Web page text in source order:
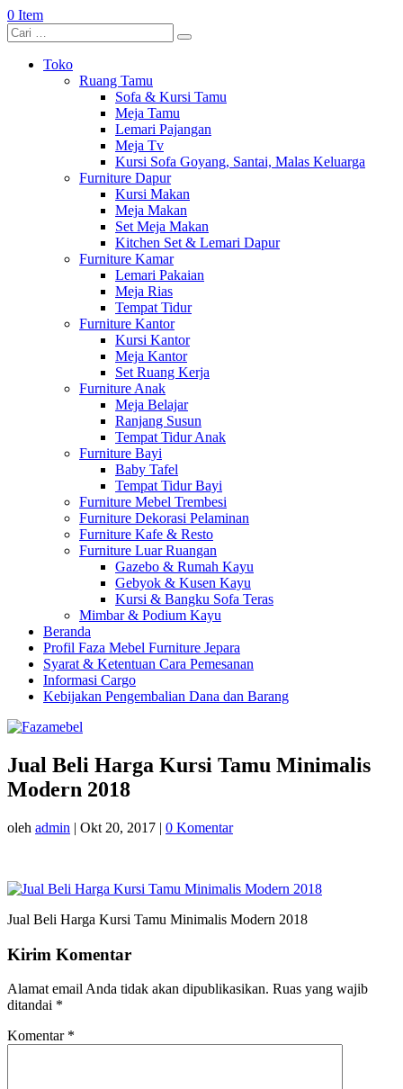
0 Item
Toko
Ruang Tamu
Sofa & Kursi Tamu
Meja Tamu
Lemari Pajangan
Meja Tv
Kursi Sofa Goyang, Santai, Malas Keluarga
Furniture Dapur
Kursi Makan
Meja Makan
Set Meja Makan
Kitchen Set & Lemari Dapur
Furniture Kamar
Lemari Pakaian
Meja Rias
Tempat Tidur
Furniture Kantor
Kursi Kantor
Meja Kantor
Set Ruang Kerja
Furniture Anak
Meja Belajar
Ranjang Susun
Tempat Tidur Anak
Furniture Bayi
Baby Tafel
Tempat Tidur Bayi
Furniture Mebel Trembesi
Furniture Dekorasi Pelaminan
Furniture Kafe & Resto
Furniture Luar Ruangan
Gazebo & Rumah Kayu
Gebyok & Kusen Kayu
Kursi & Bangku Sofa Teras
Mimbar & Podium Kayu
Beranda
Profil Faza Mebel Furniture Jepara
Syarat & Ketentuan Cara Pemesanan
Informasi Cargo
Kebijakan Pengembalian Dana dan Barang
Jual Beli Harga Kursi Tamu Minimalis
Modern 2018
oleh admin | Okt 20, 2017 | 0 Komentar
Jual Beli Harga Kursi Tamu Minimalis Modern 2018
Kirim Komentar
Alamat email Anda tidak akan dipublikasikan. Ruas yang wajib
ditandai *
Komentar *